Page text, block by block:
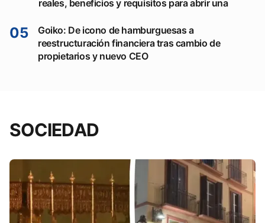
reales, beneficios y requisitos para abrir una
05
Goiko: De icono de hamburguesas a
reestructuración financiera tras cambio de
propietarios y nuevo CEO
SOCIEDAD